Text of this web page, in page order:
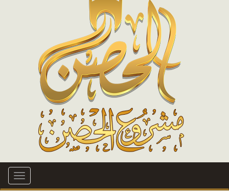
Toggle